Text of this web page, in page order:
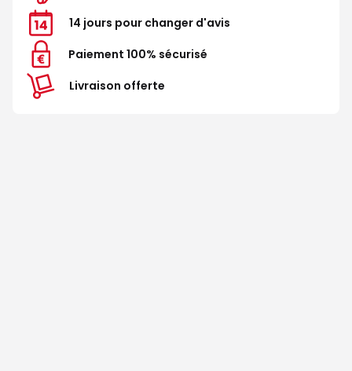
14 jours pour changer d'avis
Paiement 100% sécurisé
Livraison offerte